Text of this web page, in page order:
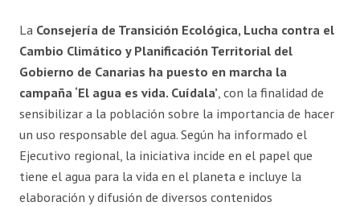
La Consejería de Transición Ecológica, Lucha contra el
Cambio Climático y Planificación Territorial del
Gobierno de Canarias ha puesto en marcha la
campaña ‘El agua es vida. Cuídala’ , con la finalidad de
sensibilizar a la población sobre la importancia de hacer
un uso responsable del agua. Según ha informado el
Ejecutivo regional, la iniciativa incide en el papel que
tiene el agua para la vida en el planeta e incluye la
elaboración y difusión de diversos contenidos